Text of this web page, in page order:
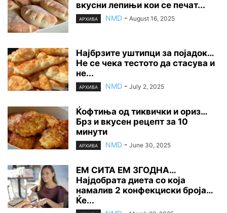
вкусни лепињи кои се печат...
АРХИВА NMD - August 16, 2025
Најбрзите уштипци за појадок…
Не се чека тестото да стасува и
не...
АРХИВА NMD - July 2, 2025
Ќофтиња од тиквички и ориз…
Брз и вкусен рецепт за 10
минути
АРХИВА NMD - June 30, 2025
ЕМ СИТА ЕМ ЗГОДНА…
Најдобрата диета со која
намалив 2 конфекциски броја…
Ќе...